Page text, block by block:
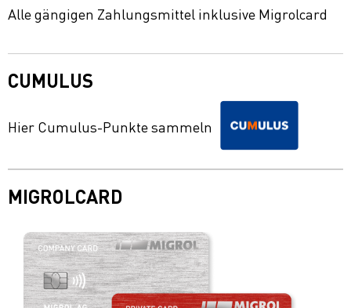
Alle gängigen Zahlungsmittel inklusive Migrolcard
CUMULUS
Hier Cumulus-Punkte sammeln
MIGROLCARD